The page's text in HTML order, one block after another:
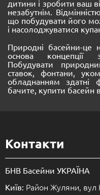
дитини і зробити ваш
незабутнім.
що побудувати його
і насолоджуватися
Природні басейни-це
основа концепції
Побудувати
ставок, фонтани,
обладнанням здатні
бачите, купити басейн
Контакти
БНВ Басейни УКРАЇНА
Київ: Район Жуляни, вул